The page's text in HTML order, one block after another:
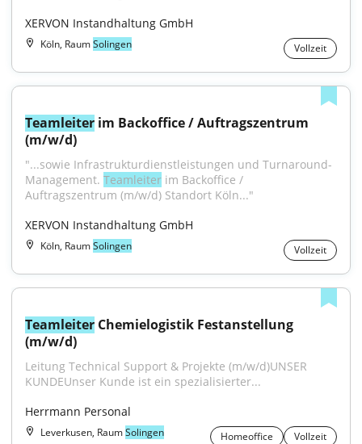
XERVON Instandhaltung GmbH
Köln, RaumSolingen Vollzeit
Teamleiter im Backoffice / Auftragszentrum
(m/w/d)
"...sowie Infrastrukturdienstleistungen und Turnaround-
Management. Teamleiter im Backoffice /
Auftragszentrum (m/w/d) Standort Köln..."
XERVON Instandhaltung GmbH
Köln, RaumSolingen Vollzeit
Teamleiter Chemielogistik Festanstellung
(m/w/d)
Leitung Technical Support & Projekte (m/w/d)UNSER
KUNDEUnser Kunde ist ein spezialisierter...
Herrmann Personal
Leverkusen, RaumSolingen Homeoffice
Vollzeit